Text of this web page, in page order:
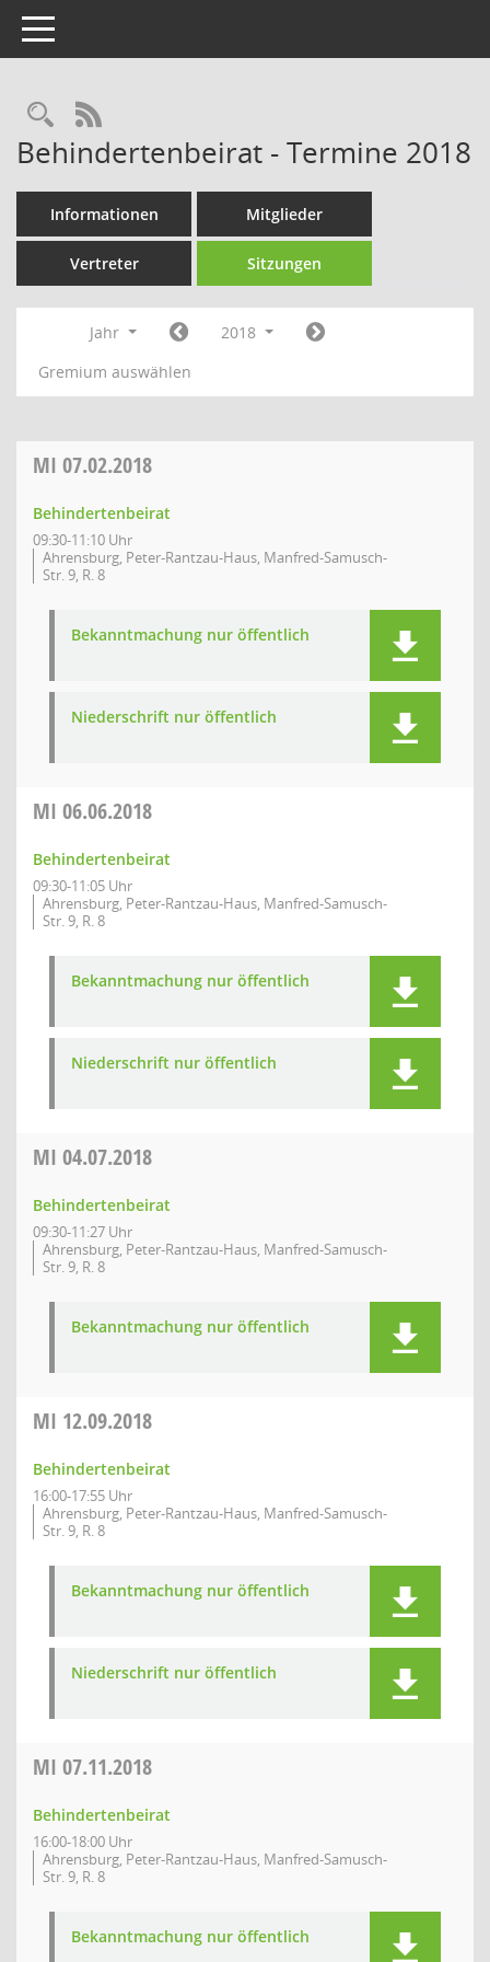
Toggle navigation
Rechercheauswahl
RSS-Feed
Behindertenbeirat - Termine 2018
Informationen Mitglieder
Vertreter Sitzungen
Jahr
2018
Gremium auswählen
MI 07.02.2018
Behindertenbeirat
09:30-11:10 Uhr
Ahrensburg, Peter-Rantzau-Haus, Manfred-Samusch-
Str. 9, R. 8
Bekanntmachung nur öffentlich
Niederschrift nur öffentlich
MI 06.06.2018
Behindertenbeirat
09:30-11:05 Uhr
Ahrensburg, Peter-Rantzau-Haus, Manfred-Samusch-
Str. 9, R. 8
Bekanntmachung nur öffentlich
Niederschrift nur öffentlich
MI 04.07.2018
Behindertenbeirat
09:30-11:27 Uhr
Ahrensburg, Peter-Rantzau-Haus, Manfred-Samusch-
Str. 9, R. 8
Bekanntmachung nur öffentlich
MI 12.09.2018
Behindertenbeirat
16:00-17:55 Uhr
Ahrensburg, Peter-Rantzau-Haus, Manfred-Samusch-
Str. 9, R. 8
Bekanntmachung nur öffentlich
Niederschrift nur öffentlich
MI 07.11.2018
Behindertenbeirat
16:00-18:00 Uhr
Ahrensburg, Peter-Rantzau-Haus, Manfred-Samusch-
Str. 9, R. 8
Bekanntmachung nur öffentlich